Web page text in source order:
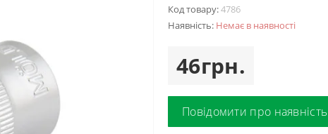
Код товару:4786
Наявність: Немає в наявності
46грн.
Повідомити про наявність